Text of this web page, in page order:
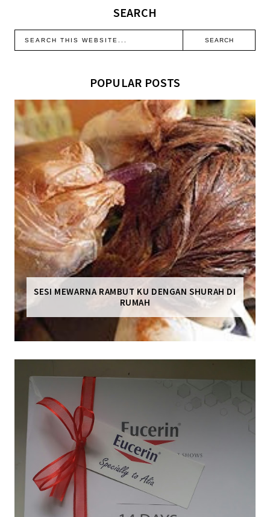
SEARCH
POPULAR POSTS
SESI MEWARNA RAMBUT KU DENGAN SHURAH DI
RUMAH